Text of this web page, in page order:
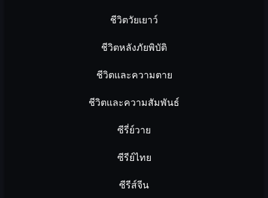
ชีวิตวัยเยาว์
ชีวิตหลังภัยพิบัติ
ชีวิตและความตาย
ชีวิตและความสัมพันธ์
ซีรี่ย์วาย
ซีรีย์ไทย
ซีรีส์จีน